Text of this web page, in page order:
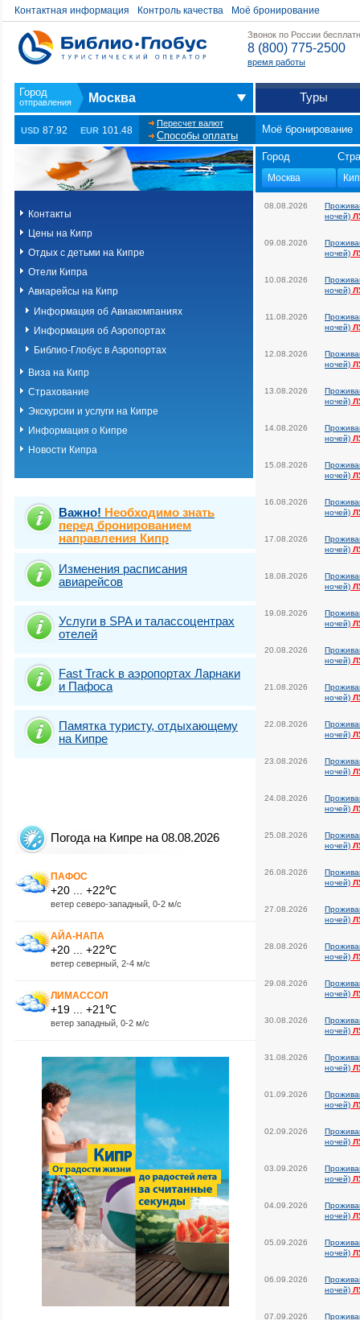
Контактная информация Контроль качества Моё бронирование
Звонок по России
8 (800) 775-2500
время работы
Москва Туры
USD 87.92 EUR 101.48
Пересчет валют
Способы оплаты
Моё бронирование
Контакты
Цены на Кипр
Отдых с детьми на Кипре
Отели Кипра
Авиарейсы на Кипр
Информация об Авиакомпаниях
Информация об Аэропортах
Библио-Глобус в Аэропортах
Виза на Кипр
Страхование
Экскурсии и услуги на Кипре
Информация о Кипре
Новости Кипра
Важно! Необходимо знать
перед бронированием
направления Кипр
Изменения расписания
авиарейсов
Услуги в SPA и талассоцентрах
отелей
Fast Traсk в аэропортах Ларнаки
и Пафоса
Памятка туристу, отдыхающему
на Кипре
Погода на Кипре на 08.08.2026
ПАФОС
+20 ... +22℃
ветер северо-западный, 0-2 м/с
АЙА-НАПА
+20 ... +22℃
ветер северный, 2-4 м/с
ЛИМАССОЛ
+19 ... +21℃
ветер западный, 0-2 м/с
Город
08.08.2026
ночей)
09.08.2026
ночей)
10.08.2026
ночей)
11.08.2026
ночей)
12.08.2026
ночей)
13.08.2026
ночей)
14.08.2026
ночей)
15.08.2026
ночей)
16.08.2026
ночей)
17.08.2026
ночей)
18.08.2026
ночей)
19.08.2026
ночей)
20.08.2026
ночей)
21.08.2026
ночей)
22.08.2026
ночей)
23.08.2026
ночей)
24.08.2026
ночей)
25.08.2026
ночей)
26.08.2026
ночей)
27.08.2026
ночей)
28.08.2026
ночей)
29.08.2026
ночей)
30.08.2026
ночей)
31.08.2026
ночей)
01.09.2026
ночей)
02.09.2026
ночей)
03.09.2026
ночей)
04.09.2026
ночей)
05.09.2026
ночей)
06.09.2026
ночей)
07.09.2026